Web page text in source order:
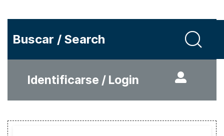
Buscar / Search
Identificarse / Login